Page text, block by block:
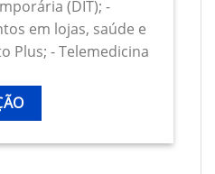
(DIT); -
em lojas, saúde e
Plus; - Telemedicina